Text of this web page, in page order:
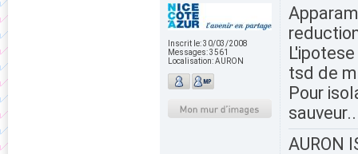
Inscrit le:30/03/2008
Messages:3561
Localisation:AURON
tsd de
Pour
AURON